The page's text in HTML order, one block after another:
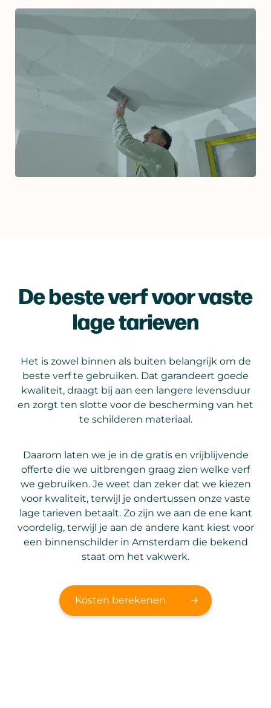
De beste verf voor vaste
lage tarieven
Het is zowel binnen als buiten belangrijk om de
beste verf te gebruiken. Dat garandeert goede
kwaliteit, draagt bij aan een langere levensduur
en zorgt ten slotte voor de bescherming van het
te schilderen materiaal.
Daarom laten we je in de gratis en vrijblijvende
offerte die we uitbrengen graag zien welke verf
we gebruiken. Je weet dan zeker dat we kiezen
voor kwaliteit, terwijl je ondertussen onze vaste
lage tarieven betaalt. Zo zijn we aan de ene kant
voordelig, terwijl je aan de andere kant kiest voor
een binnenschilder in Amsterdam die bekend
staat om het vakwerk.
Kosten berekenen